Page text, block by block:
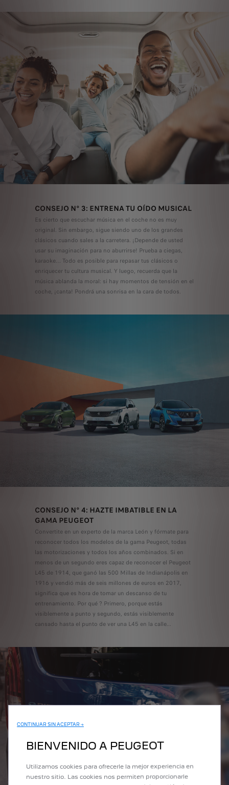
CONSEJO N° 3: ENTRENA TU OÍDO MUSICAL
Es cierto que escuchar música en el coche no es muy
original. Sin embargo, sigue siendo uno de los grandes
clásicos cuando sales a la carretera. ¡Depende de usted
usar su imaginación para no aburrirse! Prueba a ciegas,
karaoke… Todo es posible para repasar tus clásicos o
enriquecer tu cultura musical. Y luego, recuerda que la
música ablanda la moral: si hay momentos de tensión en el
coche, ¡canta! Pondrá una sonrisa en la cara de todos.
CONSEJO N° 4: HAZTE IMBATIBLE EN LA
GAMA PEUGEOT
Convertite en un experto de la marca León y fórmate para
reconocer todos los modelos de la gama Peugeot, todas
las motorizaciones y todos los años combinados. Si en
menos de un segundo eres capaz de reconocer el Peugeot
L45 de 1914, que ganó las 500 Millas de Indianápolis en
1916 y vendió más de seis millones de euros en 2017,
significa que es hora de tomar un descanso de tu
entrenamiento. Por qué ? Primero, porque estás
visiblemente a punto y segundo, estás visiblemente
cansado hasta el punto de ver una L45 en la calle...
CONTINUAR SIN ACEPTAR →
BIENVENIDO A PEUGEOT
Utilizamos cookies para ofrecerle la mejor experiencia en
nuestro sitio. Las cookies nos permiten proporcionarle